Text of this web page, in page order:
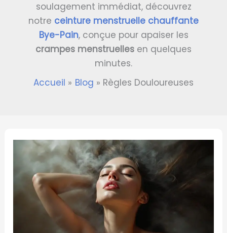
soulagement immédiat, découvrez
notre ceinture menstruelle chauffante
Bye-Pain, conçue pour apaiser les
crampes menstruelles en quelques
minutes.
Accueil
Blog Règles Douloureuses
Douleur
Règle
Enceinte